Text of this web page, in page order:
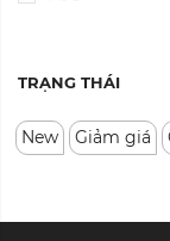
TRẠNG THÁI
New Giảm giá